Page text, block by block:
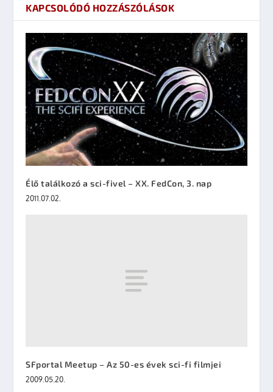
KAPCSOLÓDÓ HOZZÁSZÓLÁSOK
Élő találkozó a sci-fivel – XX. FedCon, 3. nap
2011.07.02.
SFportal Meetup – Az 50-es évek sci-fi filmjei
2009.05.20.